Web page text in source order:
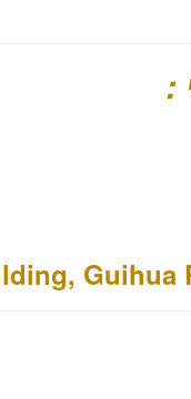
:
Guihua